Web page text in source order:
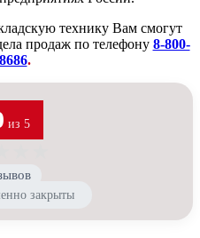
технику Вам смогут
продаж по телефону 8-800-
.
из 5
закрыты